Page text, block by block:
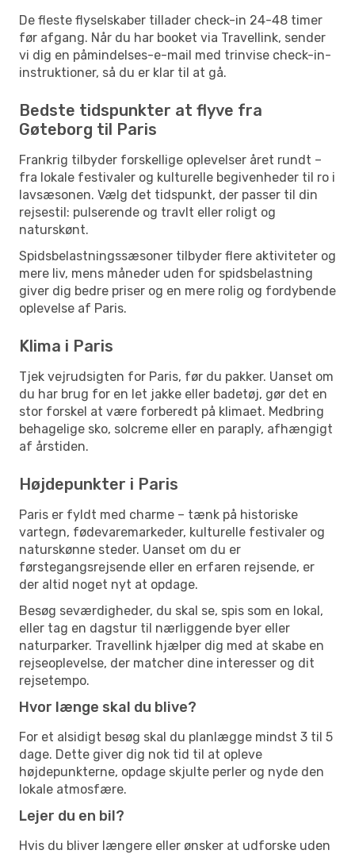
De fleste flyselskaber tillader check-in 24-48 timer
før afgang. Når du har booket via Travellink, sender
vi dig en påmindelses-e-mail med trinvise check-in-
instruktioner, så du er klar til at gå.
Bedste tidspunkter at flyve fra
Gøteborg til Paris
Frankrig tilbyder forskellige oplevelser året rundt –
fra lokale festivaler og kulturelle begivenheder til ro i
lavsæsonen. Vælg det tidspunkt, der passer til din
rejsestil: pulserende og travlt eller roligt og
naturskønt.
Spidsbelastningssæsoner tilbyder flere aktiviteter og
mere liv, mens måneder uden for spidsbelastning
giver dig bedre priser og en mere rolig og fordybende
oplevelse af Paris.
Klima i Paris
Tjek vejrudsigten for Paris, før du pakker. Uanset om
du har brug for en let jakke eller badetøj, gør det en
stor forskel at være forberedt på klimaet. Medbring
behagelige sko, solcreme eller en paraply, afhængigt
af årstiden.
Højdepunkter i Paris
Paris er fyldt med charme – tænk på historiske
vartegn, fødevaremarkeder, kulturelle festivaler og
naturskønne steder. Uanset om du er
førstegangsrejsende eller en erfaren rejsende, er
der altid noget nyt at opdage.
Besøg seværdigheder, du skal se, spis som en lokal,
eller tag en dagstur til nærliggende byer eller
naturparker. Travellink hjælper dig med at skabe en
rejseoplevelse, der matcher dine interesser og dit
rejsetempo.
Hvor længe skal du blive?
For et alsidigt besøg skal du planlægge mindst 3 til 5
dage. Dette giver dig nok tid til at opleve
højdepunkterne, opdage skjulte perler og nyde den
lokale atmosfære.
Lejer du en bil?
Hvis du bliver længere eller ønsker at udforske uden